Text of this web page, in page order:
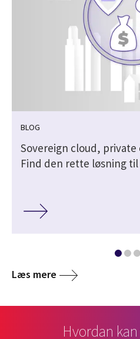
BLOG
Sovereign cloud,
Find den rette løsning
Læs mere
Hvordan